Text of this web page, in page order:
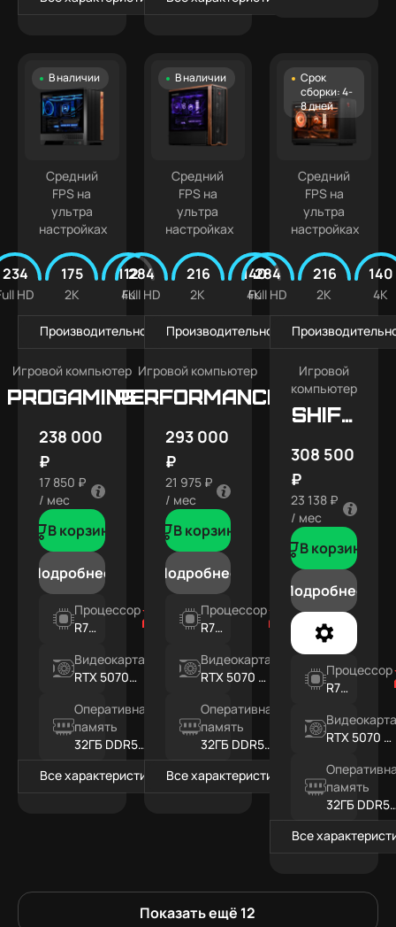
Показать ещё 12
В наличии
Средний
FPS на
ультра
настройках
234
HD
175
2K
112
4K
Производительность в играх
Игровой компьютер
PROGAMING
238 000
₽
17 850 ₽
/ мес
В корзину
Подробнее
Процессор
R7
Видеокарта
RTX 5070
Оперативная
память
32ГБ DDR5
RGB
Все характеристики
В наличии
Средний
FPS на
ультра
настройках
284
Full HD
216
2K
140
4K
Производительность в играх
Игровой компьютер
Performance
293 000
₽
21 975 ₽
/ мес
В корзину
Подробнее
Процессор
R7
Видеокарта
RTX 5070 Ti
Оперативная
память
32ГБ DDR5
RGB
Все характеристики
Срок
сборки: 4-
8 дней
Средний
FPS на
ультра
настройках
284
Full HD
216
2K
140
4K
Игровой
компьютер
SHIFT
308 500
₽
23 138 ₽
/ мес
В корзину
Подробнее
Процессор
R7
RTX 5070 Ti
память
32ГБ DDR5
RGB
Все